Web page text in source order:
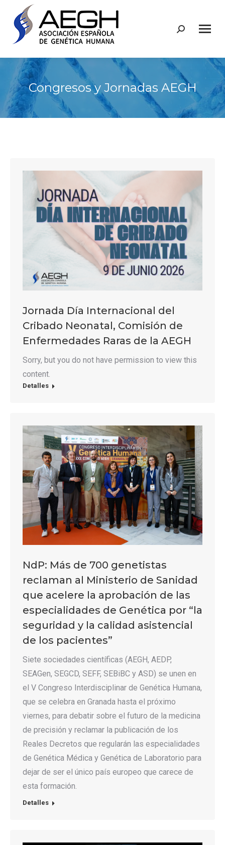
Buscar:
Congresos y Jornadas AEGH
Jornada Día Internacional del
Cribado Neonatal, Comisión de
Enfermedades Raras de la AEGH
Sorry, but you do not have permission to view this
content.
Detalles
NdP: Más de 700 genetistas
reclaman al Ministerio de Sanidad
que acelere la aprobación de las
especialidades de Genética por “la
seguridad y la calidad asistencial
de los pacientes”
Siete sociedades científicas (AEGH, AEDP,
SEAGen, SEGCD, SEFF, SEBiBC y ASD) se unen en
el V Congreso Interdisciplinar de Genética Humana,
que se celebra en Granada hasta el próximo
viernes, para debatir sobre el futuro de la medicina
de precisión y reclamar la publicación de los
Reales Decretos que regularán las especialidades
de Genética Médica y Genética de Laboratorio para
dejar de ser el único país europeo que carece de
esta formación.
Detalles